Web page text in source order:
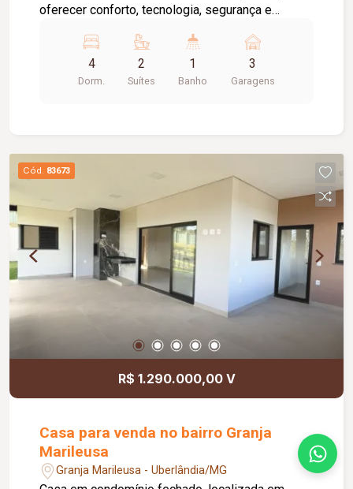
oferecer conforto, tecnologia, segurança e
quartos, sendo 02 suítes; 03 banheiros; Sala
ampla; Cozinha com armários planejados; Área
gourmet com churrasqueira; Armários planejados
aparelhos de ar condicionado instalados; Sistema
fotovoltaico com 14 placas solares; Geração
aproximada de 900 kWh por mês; Automação de
iluminação nos principais ambientes; Paisagismo
completo; Sistema de monitoramento por
câmeras; Cerca de segurança. A área gourmet
oferece: Churrasqueira; Armários planejados;
Excelente espaço para convivência e lazer.
Imóvel moderno, funcional e pronto para morar,
busca qualidade de vida, segurança e um alto
padrão de acabamento.
4
Dorm.
2
Suítes
1
Banho
3
Garagens
Cód. 83673
R$ 1.290.000,00 V
Casa para venda no bairro Granja
Marileusa
Granja Marileusa - Uberlândia/MG